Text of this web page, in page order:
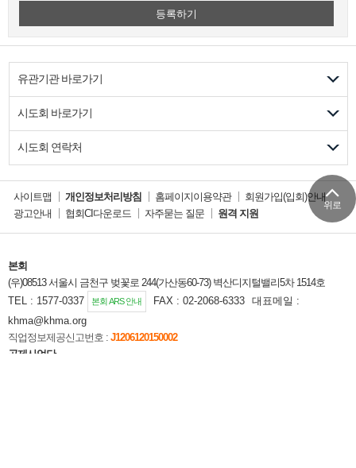
등록하기
유관기관 바로가기
시도회 바로가기
시도회 연락처
사이트맵 개인정보처리방침 홈페이지이용약관
회원가입(입회)안내
광고안내
협회CI다운로드 자주묻는 질문 원격 지원
본회
(우)08513 서울시 금천구 벚꽃로 244(가산동60-73) 벽산디지털밸리5차 1514호
TEL : 1577-0337
본회 ARS 안내 FAX : 02-2068-6333
대표메일 :
khma@khma.org
직업정보제공신고번호 : J1206120150002
공제사업단
위로